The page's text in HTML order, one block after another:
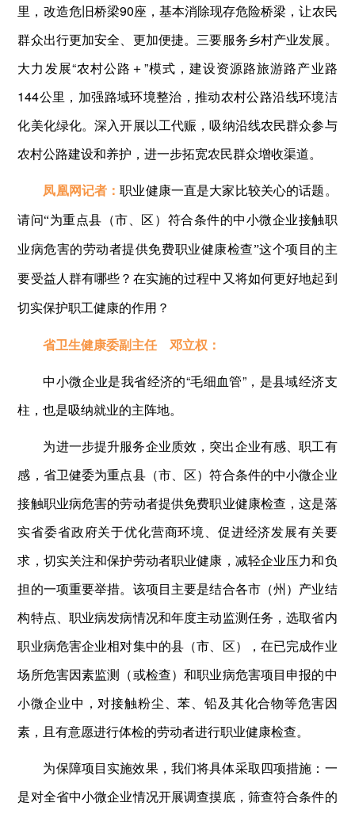
里，改造危旧桥梁90座，基本消除现存危险桥梁，让农民
群众出行更加安全、更加便捷。三要服务乡村产业发展。
大力发展“农村公路＋”模式，建设资源路旅游路产业路
144公里，加强路域环境整治，推动农村公路沿线环境洁
化美化绿化。深入开展以工代赈，吸纳沿线农民群众参与
农村公路建设和养护，进一步拓宽农民群众增收渠道。
凤凰网记者：职业健康一直是大家比较关心的话题。
请问“为重点县（市、区）符合条件的中小微企业接触职
业病危害的劳动者提供免费职业健康检查”这个项目的主
要受益人群有哪些？在实施的过程中又将如何更好地起到
切实保护职工健康的作用？
省卫生健康委副主任 邓立权：
中小微企业是我省经济的“毛细血管”，是县域经济支
柱，也是吸纳就业的主阵地。
为进一步提升服务企业质效，突出企业有感、职工有
感，省卫健委为重点县（市、区）符合条件的中小微企业
接触职业病危害的劳动者提供免费职业健康检查，这是落
实省委省政府关于优化营商环境、促进经济发展有关要
求，切实关注和保护劳动者职业健康，减轻企业压力和负
担的一项重要举措。该项目主要是结合各市（州）产业结
构特点、职业病发病情况和年度主动监测任务，选取省内
职业病危害企业相对集中的县（市、区），在已完成作业
场所危害因素监测（或检查）和职业病危害项目申报的中
小微企业中，对接触粉尘、苯、铅及其化合物等危害因
素，且有意愿进行体检的劳动者进行职业健康检查。
为保障项目实施效果，我们将具体采取四项措施：一
是对全省中小微企业情况开展调查摸底，筛查符合条件的